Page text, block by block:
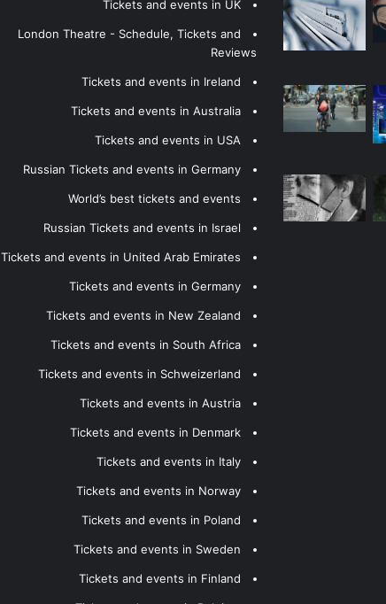
Tickets and events in UK
London Theatre - Schedule, Tickets and
Reviews
Tickets and events in Ireland
Tickets and events in Australia
Tickets and events in USA
Russian Tickets and events in Germany
World’s best tickets and events
Russian Tickets and events in Israel
Tickets and events in United Arab Emirates
Tickets and events in Germany
Tickets and events in New Zealand
Tickets and events in South Africa
Tickets and events in Schweizerland
Tickets and events in Austria
Tickets and events in Denmark
Tickets and events in Italy
Tickets and events in Norway
Tickets and events in Poland
Tickets and events in Sweden
Tickets and events in Finland